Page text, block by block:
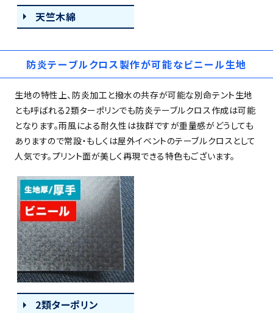
天竺木綿
防炎テーブルクロス製作が可能なビニール生地
生地の特性上、防炎加工と撥水の共存が可能な別命テント生地
とも呼ばれる2類ターポリンでも防炎テーブルクロス作成は可能
となります。雨風による耐久性は抜群ですが重量感がどうしても
ありますので常設・もしくは屋外イベントのテーブルクロスとして
人気です。プリント面が美しく再現できる特色もございます。
2類ターポリン